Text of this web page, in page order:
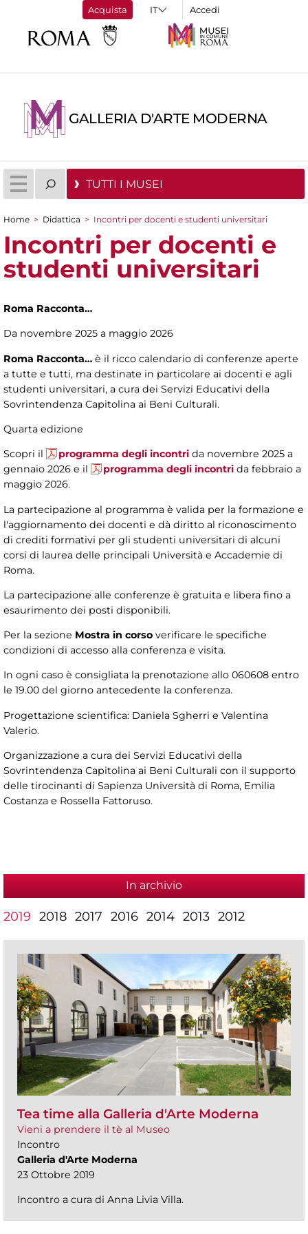
Acquista Accedi
GALLERIA D'ARTE MODERNA
TUTTI I MUSEI
Tu sei qui
Home > Didattica > Incontri per docenti e studenti universitari
Incontri per docenti e
studenti universitari
Roma Racconta…
Da novembre 2025 a maggio 2026
Roma Racconta… è il ricco calendario di conferenze aperte
a tutte e tutti, ma destinate in particolare ai docenti e agli
studenti universitari, a cura dei Servizi Educativi della
Sovrintendenza Capitolina ai Beni Culturali.
Quarta edizione
Scopri il programma degli incontri da novembre 2025 a
gennaio 2026 e il
programma degli incontri da febbraio a
maggio 2026.
La partecipazione al programma è valida per la formazione e
l'aggiornamento dei docenti e dà diritto al riconoscimento
di crediti formativi per gli studenti universitari di alcuni
corsi di laurea delle principali Università e Accademie di
Roma.
La partecipazione alle conferenze è gratuita e libera fino a
esaurimento dei posti disponibili.
Per la sezione Mostra in corso verificare le specifiche
condizioni di accesso alla conferenza e visita.
In ogni caso è consigliata la prenotazione allo 060608 entro
le 19.00 del giorno antecedente la conferenza.
Progettazione scientifica: Daniela Sgherri e Valentina
Valerio.
Organizzazione a cura dei Servizi Educativi della
Sovrintendenza Capitolina ai Beni Culturali con il supporto
delle tirocinanti di Sapienza Università di Roma, Emilia
Costanza e Rossella Fattoruso.
In archivio
2019 2018 2017 2016 2014 2013 2012
Tea time alla Galleria d'Arte Moderna
Vieni a prendere il tè al Museo
Incontro
Galleria d'Arte Moderna
23 Ottobre 2019
Incontro a cura di Anna Livia Villa.